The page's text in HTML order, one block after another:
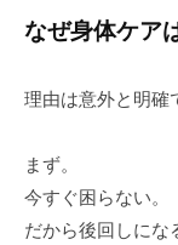
なぜ身体ケア
理由は意外と明確
まず。
今すぐ困らない。
だから後回しにな